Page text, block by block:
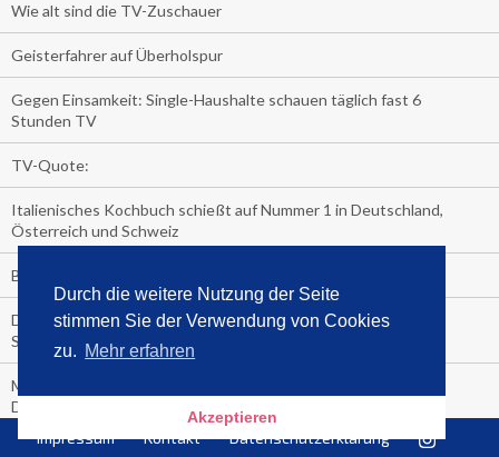
Durch die weitere Nutzung der Seite
stimmen Sie der Verwendung von Cookies
zu. Mehr erfahren
Akzeptieren
Wie alt sind die TV-Zuschauer
Geisterfahrer auf Überholspur
Gegen Einsamkeit: Single-Haushalte schauen täglich fast 6
Stunden TV
TV-Quote:
Italienisches Kochbuch schießt auf Nummer 1 in Deutschland,
Österreich und Schweiz
Blick in die Garage der TV-Dauerglotzer
Die Deutschen investieren, während die Österreicher und
Schweizer noch nachdenken, wie sie reich werden.
Meistverkaufte Blu-ray im zweiten Quartal – Doppelspitze für
Disney
media control-Bestseller erstes Halbjahr 2018
Impressum Kontakt Datenschutzerklärung